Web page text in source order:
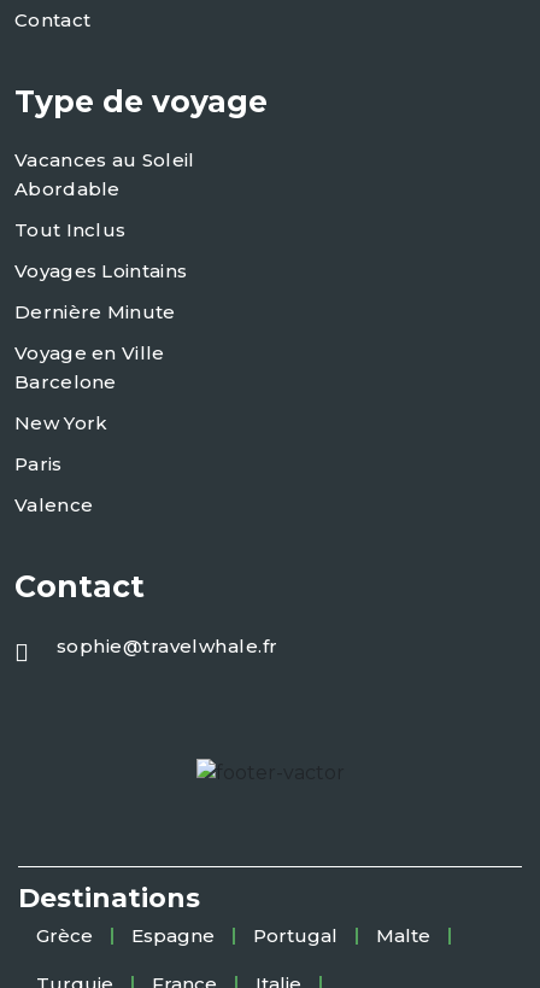
Contact
Type de voyage
Vacances au Soleil
Abordable
Tout Inclus
Voyages Lointains
Dernière Minute
Voyage en Ville
Barcelone
New York
Paris
Valence
Contact
sophie@travelwhale.fr
Destinations
Grèce Espagne Portugal Malte